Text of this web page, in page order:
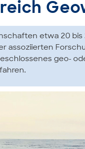
etwa 20
geo-